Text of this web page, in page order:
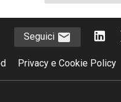
Seguici
Privacy e Cookie Policy